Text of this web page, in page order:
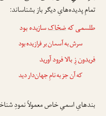
تمامِ پدیده‌هایِ دیگر باز بشناساند:
طلسمی کهضحّاکسازیده بود
سرش به آسمان بر فرازیده بود
فریدونزِ بالا فرود آورید
که آن جز به نامِ جهان‌دار دید
بندهایِ اسمیِ خاص معمولاً نمودِ